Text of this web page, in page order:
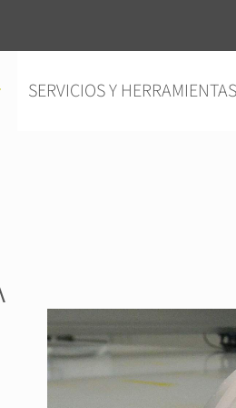
SERVICIOS Y HERRAMIENTAS